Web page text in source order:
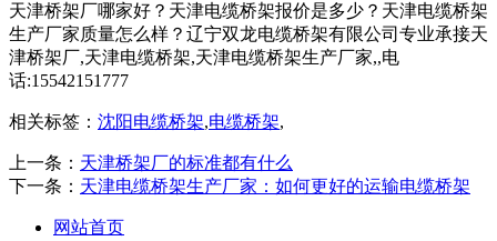
天津桥架厂哪家好？天津电缆桥架报价是多少？天津电缆桥架
生产厂家质量怎么样？辽宁双龙电缆桥架有限公司专业承接天
津桥架厂,天津电缆桥架,天津电缆桥架生产厂家,,电
话:15542151777
相关标签： 沈阳电缆桥架,电缆桥架,
上一条： 天津桥架厂的标准都有什么
下一条： 天津电缆桥架生产厂家：如何更好的运输电缆桥架
网站首页